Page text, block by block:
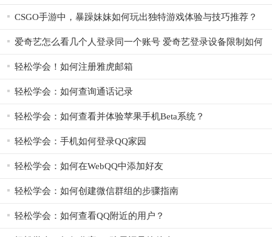
CSGO手游中，暴躁妹妹如何玩出独特游戏体验与技巧推荐？
爱奇艺怎么看几个人登录同一个账号 爱奇艺登录设备限制如何
轻松学会！如何注册雅虎邮箱
轻松学会：如何查询通话记录
轻松学会：如何查看并体验苹果手机Beta系统？
轻松学会：手机如何登录QQ家园
轻松学会：如何在WebQQ中添加好友
轻松学会：如何创建微信群组的步骤指南
轻松学会：如何查看QQ附近的用户？